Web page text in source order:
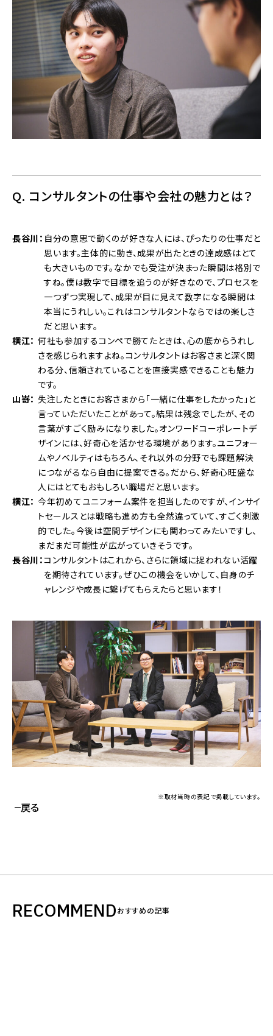
Q. コンサルタントの仕事や会社の魅力とは？
長谷川 自分の意思で動くのが好きな人には、ぴったりの仕事だと
思います。主体的に動き、成果が出たときの達成感はとて
も大きいものです。なかでも受注が決まった瞬間は格別で
すね。僕は数字で目標を追うのが好きなので、プロセスを
一つずつ実現して、成果が目に見えて数字になる瞬間は
本当にうれしい。これはコンサルタントならではの楽しさ
だと思います。
横江
何社も参加するコンペで勝てたときは、心の底からうれし
さを感じられますよね。コンサルタントはお客さまと深く関
わる分、信頼されていることを直接実感できることも魅力
です。
山嵜
失注したときにお客さまから「一緒に仕事をしたかった」と
言っていただいたことがあって。結果は残念でしたが、その
言葉がすごく励みになりました。オンワードコーポレートデ
ザインには、好奇心を活かせる環境があります。ユニフォー
ムやノベルティはもちろん、それ以外の分野でも課題解決
につながるなら自由に提案できる。だから、好奇心旺盛な
人にはとてもおもしろい職場だと思います。
横江
今年初めてユニフォーム案件を担当したのですが、インサイ
トセールスとは戦略も進め方も全然違っていて、すごく刺激
的でした。今後は空間デザインにも関わってみたいですし、
まだまだ可能性が広がっていきそうです。
長谷川 コンサルタントはこれから、さらに領域に捉われない活躍
を期待されています。ぜひこの機会をいかして、自身のチ
ャレンジや成長に繋げてもらえたらと思います！
※取材当時の表記で掲載しています。
戻る
RECOMMENDおすすめの記事